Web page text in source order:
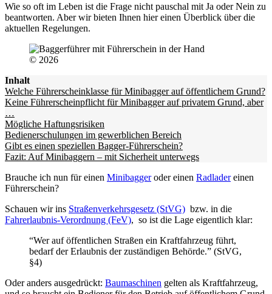
Wie so oft im Leben ist die Frage nicht pauschal mit Ja oder Nein zu
beantworten. Aber wir bieten Ihnen hier einen Überblick über die
aktuellen Regelungen.
© 2026
Inhalt
Welche Führerscheinklasse für Minibagger auf öffentlichem Grund?
Keine Führerscheinpflicht für Minibagger auf privatem Grund, aber
…
Mögliche Haftungsrisiken
Bedienerschulungen im gewerblichen Bereich
Gibt es einen speziellen Bagger-Führerschein?
Fazit: Auf Minibaggern – mit Sicherheit unterwegs
Brauche ich nun für einen Minibaggeroder einen Radladereinen
Führerschein?
Schauen wir ins Straßenverkehrsgesetz (StVG) bzw. in die
Fahrerlaubnis-Verordnung (FeV), so ist die Lage eigentlich klar:
“Wer auf öffentlichen Straßen ein Kraftfahrzeug führt,
bedarf der Erlaubnis der zuständigen Behörde.” (StVG,
§4)
Oder anders ausgedrückt: Baumaschinen gelten als Kraftfahrzeug,